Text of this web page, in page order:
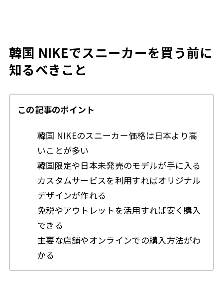
韓国 NIKEでスニーカーを買う前に
知るべきこと
この記事のポイント
韓国 NIKEのスニーカー価格は日本より高
いことが多い
韓国限定や日本未発売のモデルが手に入る
カスタムサービスを利用すればオリジナル
デザインが作れる
免税やアウトレットを活用すれば安く購入
できる
主要な店舗やオンラインでの購入方法がわ
かる